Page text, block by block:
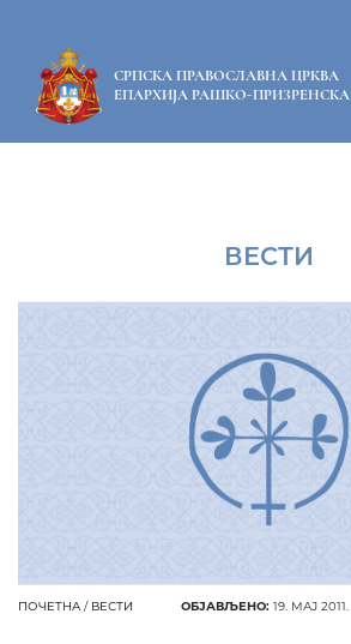
СРПСКА ПРАВОСЛАВНА ЦРКВА
ЕПАРХИЈА РАШКО-ПРИЗРЕНСКА
ВЕСТИ
ПОЧЕТНА / ВЕСТИ ОБЈАВЉЕНО: 19. МАЈ 2011.